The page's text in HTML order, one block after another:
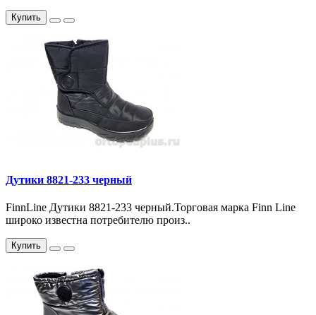
Купить
Дутики 8821-233 черный
FinnLine Дутики 8821-233 черный.Торговая марка Finn Line
широко известна потребителю произ..
Купить